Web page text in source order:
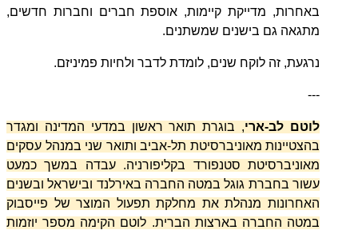
באחרות, מדייקת קיימות, אוספת חברים וחברות חדשים,
מתגאה גם בישנים שמשתנים.
נרגעת, זה לוקח שנים, לומדת לדבר ולחיות פמיניזם.
---
לוטם לב-ארי, בוגרת תואר ראשון במדעי המדינה ומגדר
בהצטיינות מאוניברסיטת תל-אביב ותואר שני במנהל עסקים
מאוניברסיטת סטנפורד בקליפורניה. עבדה במשך כמעט
עשור בחברת גוגל במטה החברה באירלנד ובישראל ובשנים
האחרונות מנהלת את מחלקת תפעול המוצר של פייסבוק
במטה החברה בארצות הברית. לוטם הקימה מספר יוזמות